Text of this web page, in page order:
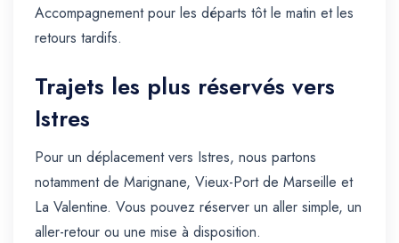
Accompagnement pour les départs tôt le matin et les
retours tardifs.
Trajets les plus réservés vers
Istres
Pour un déplacement vers Istres, nous partons
notamment de Marignane, Vieux-Port de Marseille et
La Valentine. Vous pouvez réserver un aller simple, un
aller-retour ou une mise à disposition.